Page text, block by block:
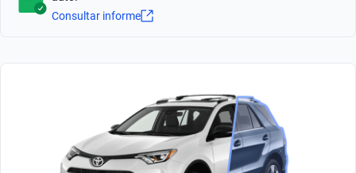
926
Número de Velocidades
Hatchback
Tipo de Carrocería
Tipo de bulbo luz baja
Sí
Consultar informe